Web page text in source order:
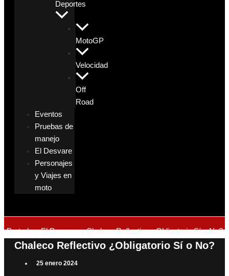
Deportes
MotoGP
Velocidad
Off
Road
Eventos
Pruebas de
manejo
El Desvare
Personajes
y Viajes en
moto
Portada»El Desvare»Chaleco Reflectivo ¿Obligatorio Sí o No?
Chaleco Reflectivo ¿Obligatorio Sí o No?
25 enero 2024